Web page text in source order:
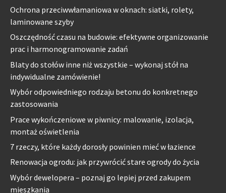
Ochrona przeciwwłamaniowa w oknach: siatki, rolety,
laminowane szyby
Oszczędność czasu na budowie: efektywne organizowanie
prac i harmonogramowanie zadań
Blaty do stołów inne niż wszystkie – wykonaj stół na
indywidualne zamówienie!
Wybór odpowiedniego rodzaju betonu do konkretnego
zastosowania
Prace wykończeniowe w piwnicy: malowanie, izolacja,
montaż oświetlenia
7 rzeczy, które każdy dorosły powinien mieć w łazience
Renowacja ogrodu: jak przywrócić stare ogrody do życia
Wybór dewelopera – poznaj go lepiej przed zakupem
mieszkania